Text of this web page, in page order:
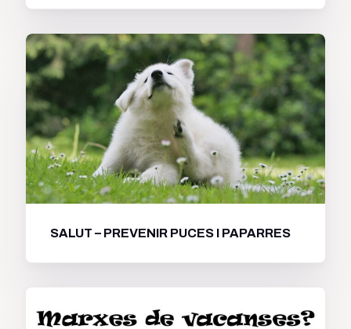
SALUT – PREVENIR PUCES I PAPARRES